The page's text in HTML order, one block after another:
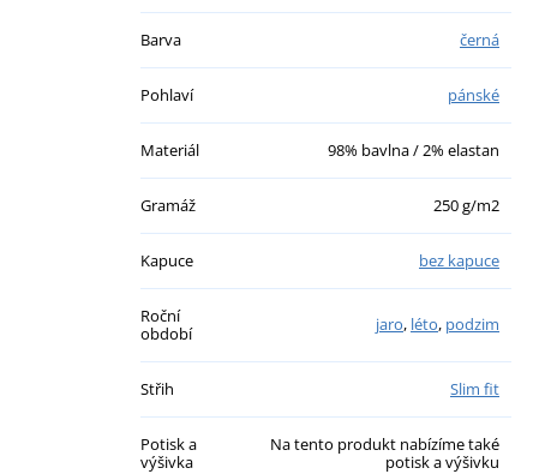
Barva černá
Pohlaví pánské
Materiál 98% bavlna / 2% elastan
Gramáž 250 g/m2
Kapuce bez kapuce
Roční
období
jaro, léto, podzim
Střih Slim fit
Potisk a
výšivka
Na tento produkt nabízíme také
potisk a výšivku